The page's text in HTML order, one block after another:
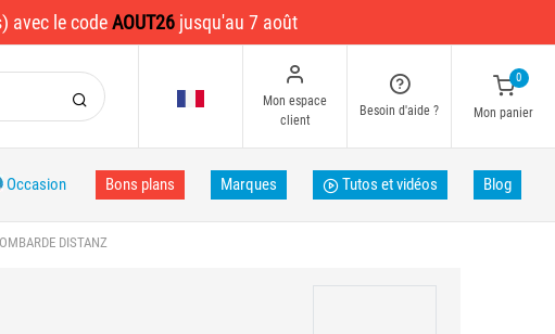
avec le codeAOUT26 jusqu'au 7 août
Mon espace
client
Besoin d'aide ?
0
Mon panier
Occasion Bons plans Marques Tutos et vidéos Blog
DISTANZ